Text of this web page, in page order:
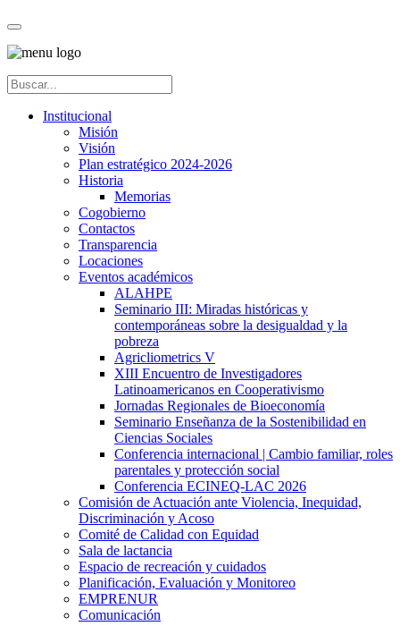
Institucional
Misión
Visión
Plan estratégico 2024-2026
Historia
Memorias
Cogobierno
Contactos
Transparencia
Locaciones
Eventos académicos
ALAHPE
Seminario III: Miradas históricas y
contemporáneas sobre la desigualdad y la
pobreza
Agricliometrics V
XIII Encuentro de Investigadores
Latinoamericanos en Cooperativismo
Jornadas Regionales de Bioeconomía
Seminario Enseñanza de la Sostenibilidad en
Ciencias Sociales
Conferencia internacional | Cambio familiar, roles
parentales y protección social
Conferencia ECINEQ-LAC 2026
Comisión de Actuación ante Violencia, Inequidad,
Discriminación y Acoso
Comité de Calidad con Equidad
Sala de lactancia
Espacio de recreación y cuidados
Planificación, Evaluación y Monitoreo
EMPRENUR
Comunicación